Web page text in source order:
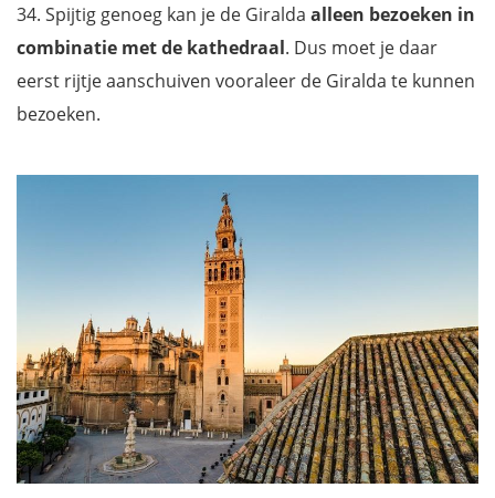
34. Spijtig genoeg kan je de Giralda alleen bezoeken in
combinatie met de kathedraal. Dus moet je daar
eerst rijtje aanschuiven vooraleer de Giralda te kunnen
bezoeken.